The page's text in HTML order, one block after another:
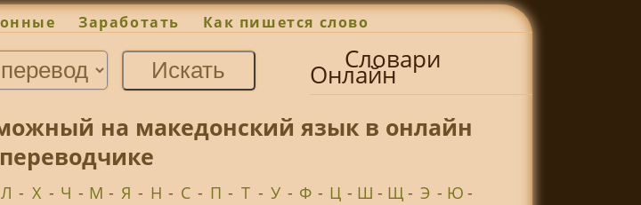
Заработать Как пишется слово
Словари
Онлайн
на македонский язык в онлайн
Л - Х - Ч - М - Я - Н - С - П - Т - У - Ф - Ц - Ш - Щ- Э - Ю-